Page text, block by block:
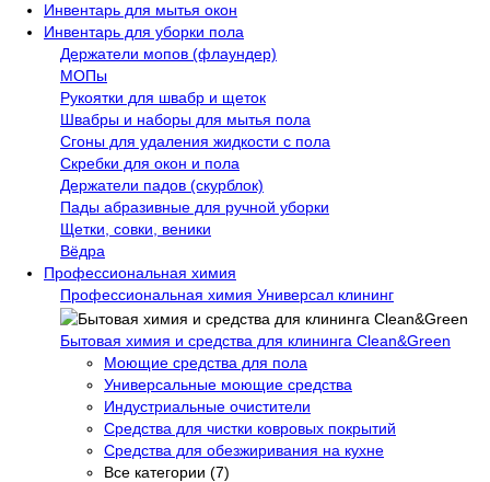
Инвентарь для мытья окон
Инвентарь для уборки пола
Держатели мопов (флаундер)
МОПы
Рукоятки для швабр и щеток
Швабры и наборы для мытья пола
Сгоны для удаления жидкости с пола
Скребки для окон и пола
Держатели падов (скурблок)
Пады абразивные для ручной уборки
Щетки, совки, веники
Вёдра
Профессиональная химия
Профессиональная химия Универсал клининг
Бытовая химия и средства для клининга Clean&Green
Моющие средства для пола
Универсальные моющие средства
Индустриальные очистители
Средства для чистки ковровых покрытий
Средства для обезжиривания на кухне
Все категории (7)